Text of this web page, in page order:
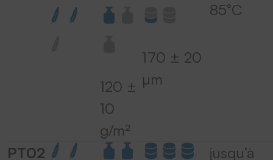
120 ±
10
g/m²
170 ± 20
µm
85°C
PT02 jusqu‘à